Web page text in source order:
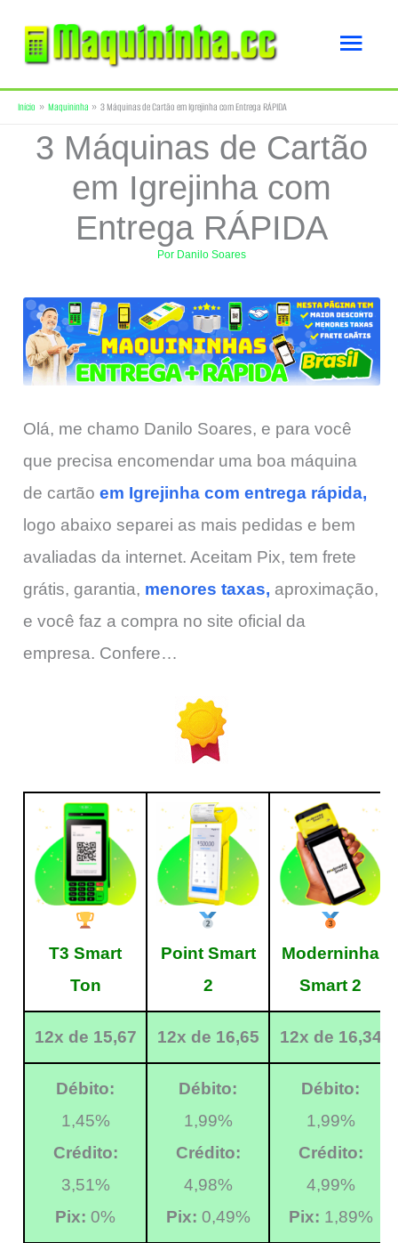
para
conteúdo
Início Maquininha 3 Máquinas de Cartão em Igrejinha com Entrega RÁPIDA
3 Máquinas de Cartão
em Igrejinha com
Entrega RÁPIDA
Por Danilo Soares
Olá, me chamo Danilo Soares, e para você
que precisa encomendar uma boa máquina
de cartão em Igrejinha com entrega rápida,
logo abaixo separei as mais pedidas e bem
avaliadas da internet. Aceitam Pix, tem frete
grátis, garantia, menores taxas, aproximação,
e você faz a compra no site oficial da
empresa. Confere…
T3 Smart
Ton
Point Smart
2
Moderninha
Smart 2
12x de 15,67 12x de 16,65 12x de 16,34
Débito:
1,45%
Crédito:
3,51%
Pix: 0%
Débito:
1,99%
Crédito:
4,98%
Pix: 0,49%
Débito:
1,99%
Crédito:
4,99%
Pix: 1,89%